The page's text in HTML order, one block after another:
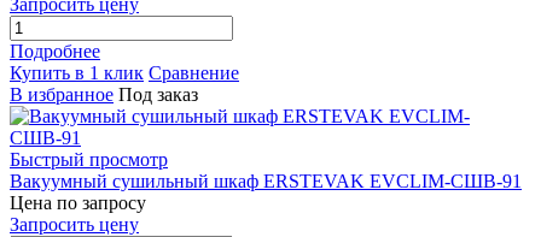
Запросить цену
Подробнее
Купить в 1 клик Сравнение
В избранное Под заказ
Быстрый просмотр
Вакуумный сушильный шкаф ERSTEVAK EVCLIM-СШВ-91
Цена по запросу
Запросить цену